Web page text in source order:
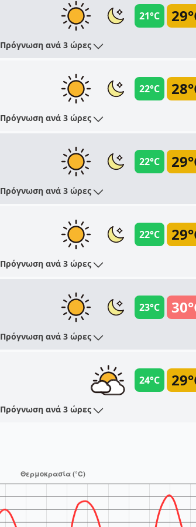
21°C
Πρόγνωση ανά 3 ώρες
22°C
Πρόγνωση ανά 3 ώρες
22°C
Πρόγνωση ανά 3 ώρες
22°C
Πρόγνωση ανά 3 ώρες
23°C
Πρόγνωση ανά 3 ώρες
24°C
Πρόγνωση ανά 3 ώρες